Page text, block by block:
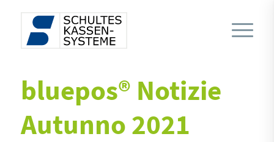
bluepos® Notizie
Autunno 2021